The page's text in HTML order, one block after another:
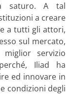
saturo. A tal
a creare
a tutti gli attori,
sul mercato,
servizio
Iliad ha
ed innovare in
condizioni degli